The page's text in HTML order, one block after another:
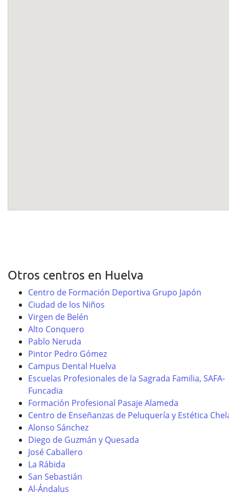
Otros centros en Huelva
Centro de Formación Deportiva Grupo Japón
Ciudad de los Niños
Virgen de Belén
Alto Conquero
Pablo Neruda
Pintor Pedro Gómez
Campus Dental Huelva
Escuelas Profesionales de la Sagrada Familia, SAFA-
Funcadia
Formación Profesional Pasaje Alameda
Centro de Enseñanzas de Peluquería y Estética
Alonso Sánchez
Diego de Guzmán y Quesada
José Caballero
La Rábida
San Sebastián
Al-Ándalus